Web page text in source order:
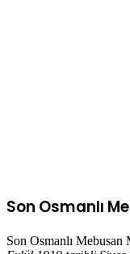
Son Osmanlı
Son Osmanlı Mebusan